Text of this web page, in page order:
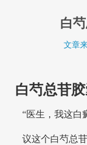
白
文章
白芍总苷
“医生，我这白
议这个白芍总